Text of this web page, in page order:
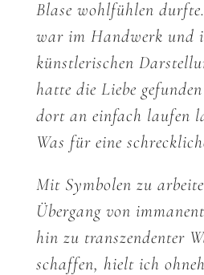
Blase wohlfühlen
war im Handwerk und
künstlerischen
hatte die Liebe
dort an einfach laufen
Was für eine
Mit Symbolen zu
Übergang von
hin zu transzendenter
schaffen, hielt ich